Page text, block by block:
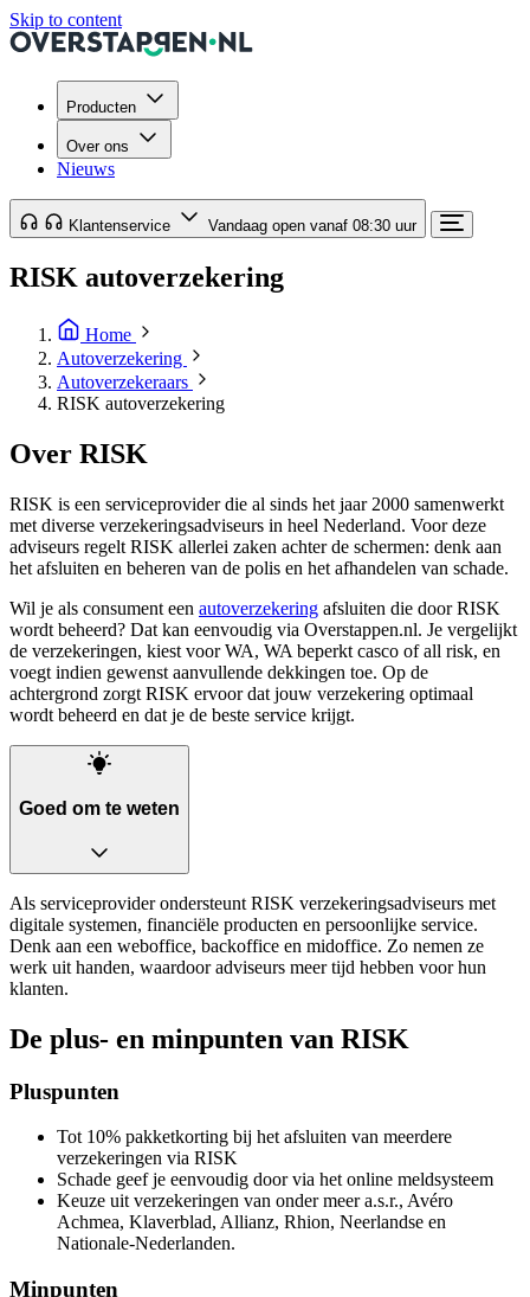
Skip to content
Producten
Over ons
Nieuws
Klantenservice Vandaag open vanaf 08:30 uur
RISK autoverzekering
Home
Autoverzekering
Autoverzekeraars
RISK autoverzekering
Over RISK
RISK is een serviceprovider die al sinds het jaar 2000 samenwerkt
met diverse verzekeringsadviseurs in heel Nederland. Voor deze
adviseurs regelt RISK allerlei zaken achter de schermen: denk aan
het afsluiten en beheren van de polis en het afhandelen van schade.
Wil je als consument een autoverzekering afsluiten die door RISK
wordt beheerd? Dat kan eenvoudig via Overstappen.nl. Je vergelijkt
de verzekeringen, kiest voor WA, WA beperkt casco of all risk, en
voegt indien gewenst aanvullende dekkingen toe. Op de
achtergrond zorgt RISK ervoor dat jouw verzekering optimaal
wordt beheerd en dat je de beste service krijgt.
Goed om te weten
Als serviceprovider ondersteunt RISK verzekeringsadviseurs met
digitale systemen, financiële producten en persoonlijke service.
Denk aan een weboffice, backoffice en midoffice. Zo nemen ze
werk uit handen, waardoor adviseurs meer tijd hebben voor hun
klanten.
De plus- en minpunten van RISK
Pluspunten
Tot 10% pakketkorting bij het afsluiten van meerdere
verzekeringen via RISK
Schade geef je eenvoudig door via het online meldsysteem
Keuze uit verzekeringen van onder meer a.s.r., Avéro
Achmea, Klaverblad, Allianz, Rhion, Neerlandse en
Nationale-Nederlanden.
Minpunten